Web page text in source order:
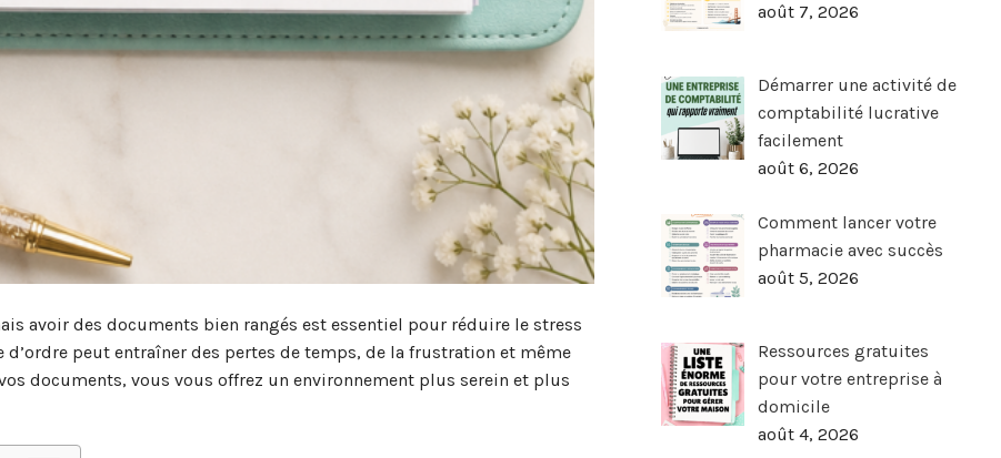
avoir des documents bien rangés est essentiel pour réduire le stress
peut entraîner des pertes de temps, de la frustration et même
documents, vous vous offrez un environnement plus serein et plus
août 7, 2026
Démarrer une activité de
comptabilité lucrative
facilement
août 6, 2026
Comment lancer votre
pharmacie avec succès
août 5, 2026
Ressources gratuites
pour votre entreprise à
domicile
août 4, 2026